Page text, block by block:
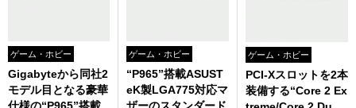
ゲーム・ホビー
Gigabyteから同社2
モデル目となる豪華
ゲーム・ホビー
“P965”搭載ASUST
eK製LGA775対応マ
ゲーム・ホビー
PCI-Xスロットを2本
装備する“Core 2 Ex